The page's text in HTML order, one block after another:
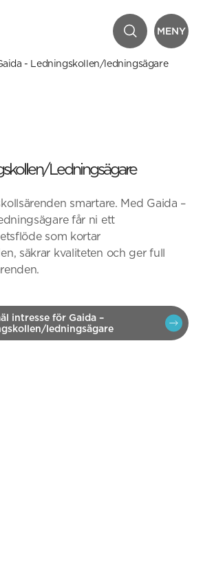
MENY
- Ledningskollen/ledningsägare
Ledningsägare
smartare. Med Gaida –
får ni ett
som kortar
säkrar kvaliteten och ger full
intresse för Gaida –
ledningsägare